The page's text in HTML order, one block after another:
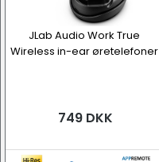
JLab Audio Work True
Wireless in-ear øretelefoner
749 DKK